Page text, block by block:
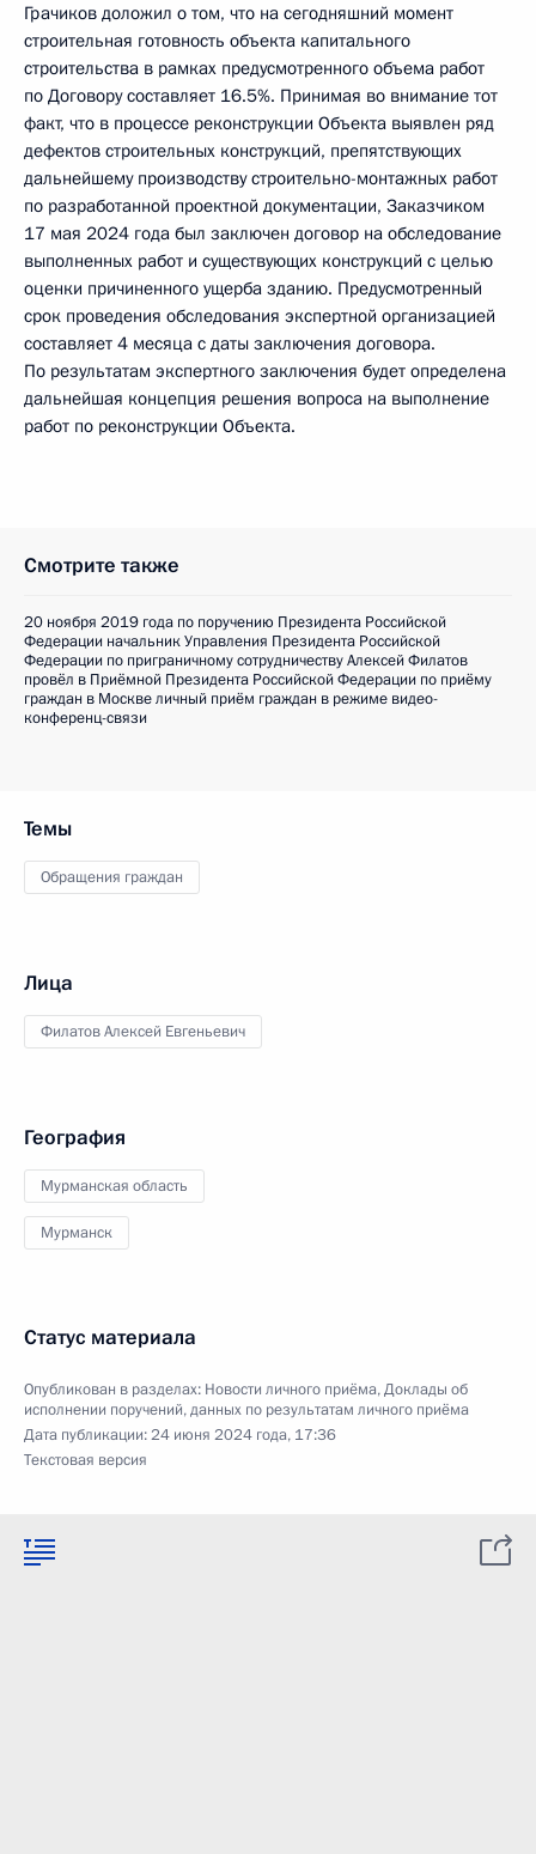
Грачиков доложил о том, что на сегодняшний момент
строительная готовность объекта капитального
строительства в рамках предусмотренного объема работ
по Договору составляет 16.5%. Принимая во внимание тот
факт, что в процессе реконструкции Объекта выявлен ряд
дефектов строительных конструкций, препятствующих
дальнейшему производству строительно-монтажных работ
по разработанной проектной документации, Заказчиком
17 мая 2024 года был заключен договор на обследование
выполненных работ и существующих конструкций с целью
оценки причиненного ущерба зданию. Предусмотренный
срок проведения обследования экспертной организацией
составляет 4 месяца с даты заключения договора.
По результатам экспертного заключения будет определена
дальнейшая концепция решения вопроса на выполнение
работ по реконструкции Объекта.
Смотрите также
20 ноября 2019 года по поручению Президента Российской
Федерации начальник Управления Президента Российской
Федерации по приграничному сотрудничеству Алексей Филатов
провёл в Приёмной Президента Российской Федерации по приёму
граждан в Москве личный приём граждан в режиме видео-
конференц-связи
Темы
Обращения граждан
Лица
Филатов Алексей Евгеньевич
География
Мурманская область
Мурманск
Статус материала
Опубликован в разделах: Новости личного приёма,Доклады об
исполнении поручений, данных по результатам личного приёма
Дата публикации:24 июня 2024 года, 17:36
Текстовая версия